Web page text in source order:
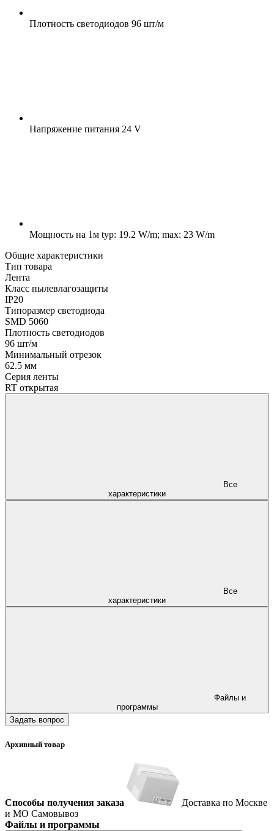
Плотность светодиодов 96 шт/м
Напряжение питания 24 V
Мощность на 1м typ: 19.2 W/m; max: 23 W/m
Общие характеристики
Тип товара
Лента
Класс пылевлагозащиты
IP20
Типоразмер светодиода
SMD 5060
Плотность светодиодов
96 шт/м
Минимальный отрезок
62.5 мм
Серия ленты
RT открытая
характеристики
характеристики
программы
Задать вопрос
Архивный товар
Способы получения заказа
Доставка по Москве
и МО Самовывоз
Файлы и программы